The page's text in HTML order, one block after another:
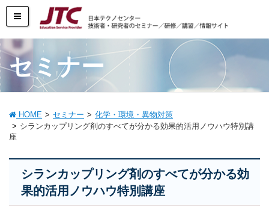
セミナー
HOME セミナー
化学・環境・異物対策
シランカップリング剤のすべてが分かる効果的活用ノウハウ特別講
座
シランカップリング剤のすべてが分かる効
果的活用ノウハウ特別講座